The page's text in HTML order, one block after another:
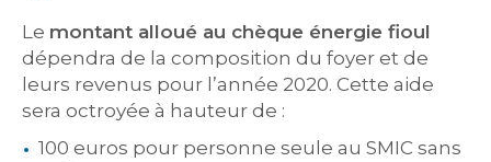
Le montant alloué au chèque énergie fioul
dépendra de la composition du foyer et de
leurs revenus pour l’année 2020. Cette aide
sera octroyée à hauteur de :
100 euros pour personne seule au SMIC sans